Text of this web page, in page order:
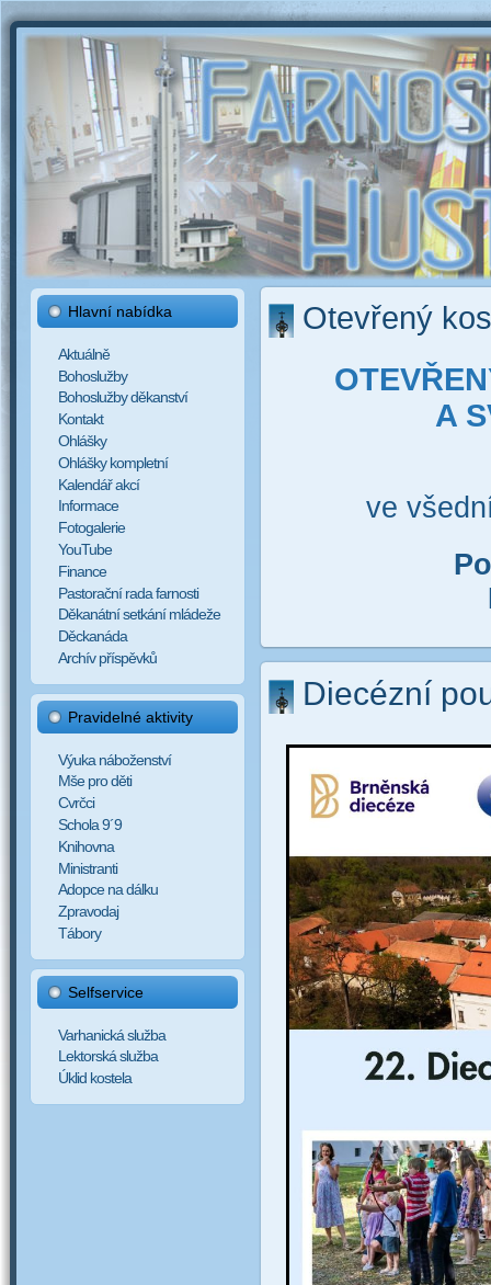
Hlavní nabídka
Aktuálně
Bohoslužby
Bohoslužby děkanství
Kontakt
Ohlášky
Ohlášky kompletní
Kalendář akcí
Informace
Fotogalerie
YouTube
Finance
Pastorační rada farnosti
Děkanátní setkání mládeže
Děckanáda
Archív příspěvků
Pravidelné aktivity
Výuka náboženství
Mše pro děti
Cvrčci
Schola 9´9
Knihovna
Ministranti
Adopce na dálku
Zpravodaj
Tábory
Selfservice
Varhanická služba
Lektorská služba
Úklid kostela
Otevřený
A
ve
Diecézní